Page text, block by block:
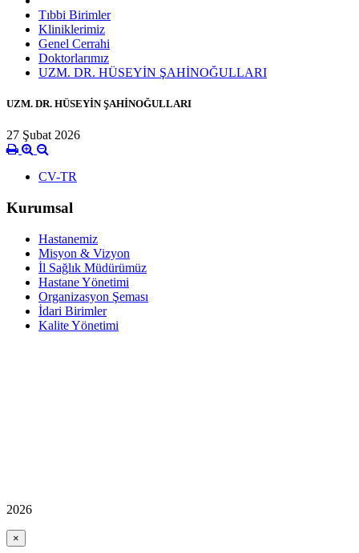
Tıbbi Birimler
Kliniklerimiz
Genel Cerrahi
Doktorlarımız
UZM. DR. HÜSEYİN ŞAHİNOĞULLARI
UZM. DR. HÜSEYİN ŞAHİNOĞULLARI
27 Şubat 2026
CV-TR
Kurumsal
Hastanemiz
Misyon & Vizyon
İl Sağlık Müdürümüz
Hastane Yönetimi
Organizasyon Şeması
İdari Birimler
Kalite Yönetimi
2026
×